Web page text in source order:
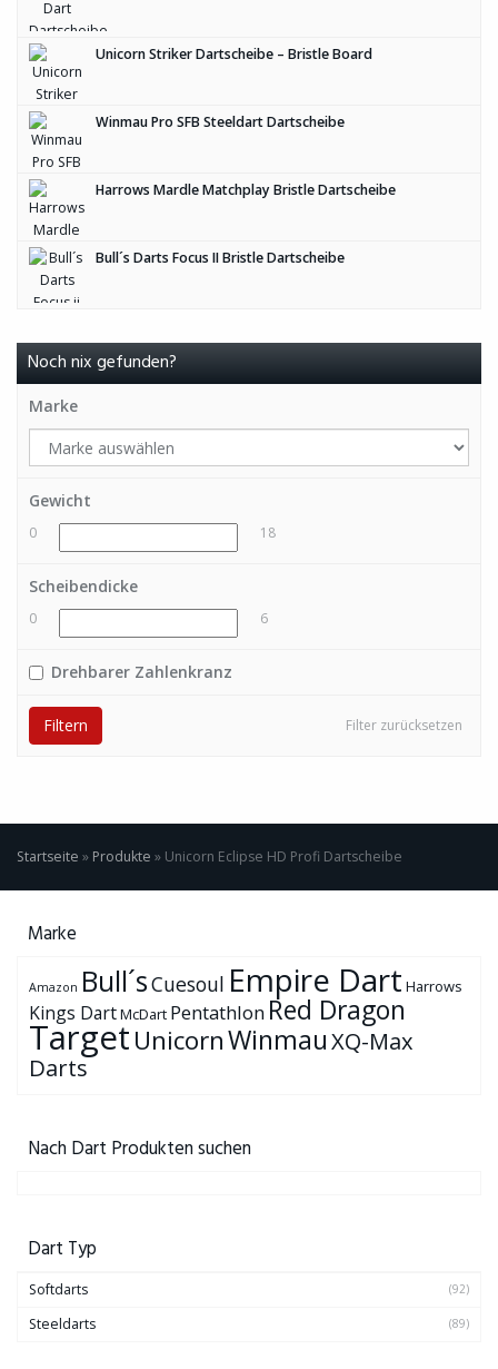
Unicorn Striker Dartscheibe – Bristle Board
Winmau Pro SFB Steeldart Dartscheibe
Harrows Mardle Matchplay Bristle Dartscheibe
Bull´s Darts Focus II Bristle Dartscheibe
Noch nix gefunden?
Marke
Gewicht
0 18
Scheibendicke
0 6
Drehbarer Zahlenkranz
Filter zurücksetzen
Filtern
Startseite » Produkte » Unicorn Eclipse HD Profi Dartscheibe
Marke
Amazon Bull´sCuesoul Empire Dart Harrows
Kings DartMcDart Pentathlon Red Dragon
TargetUnicornWinmauXQ-Max
Darts
Nach Dart Produkten suchen
Dart Typ
Softdarts (92)
Steeldarts (89)